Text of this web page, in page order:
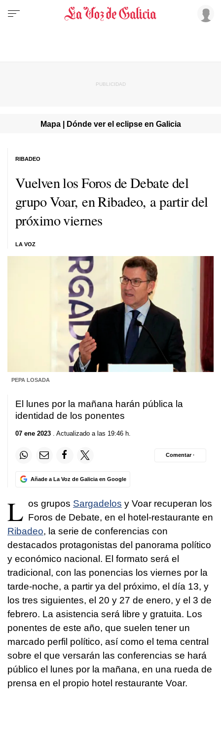
Mapa | Dónde ver el eclipse en Galicia
Vuelven los Foros de Debate del
grupo Voar, en Ribadeo, a partir del
próximo viernes
LA VOZ
RIBADEO
PEPA LOSADA
El lunes por la mañana harán pública la
identidad de los ponentes
07 ene 2023 . Actualizado a las 19:46 h.
Añade a La Voz de Galicia en Google
Comentar ·
L os grupos Sargadelos y Voar recuperan los
Foros de Debate, en el hotel-restaurante en
Ribadeo, la serie de conferencias con
destacados protagonistas del panorama político
y económico nacional. El formato será el
tradicional, con las ponencias los viernes por la
tarde-noche, a partir ya del próximo, el día 13, y
los tres siguientes, el 20 y 27 de enero, y el 3 de
febrero. La asistencia será libre y gratuita. Los
ponentes de este año, que suelen tener un
marcado perfil político, así como el tema central
sobre el que versarán las conferencias se hará
público el lunes por la mañana, en una rueda de
prensa en el propio hotel restaurante Voar.